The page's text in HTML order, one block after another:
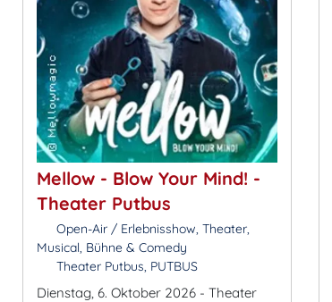
Mellow - Blow Your Mind! -
Theater Putbus
Open-Air / Erlebnisshow, Theater,
Musical, Bühne & Comedy
Theater Putbus, PUTBUS
Dienstag, 6. Oktober 2026 - Theater